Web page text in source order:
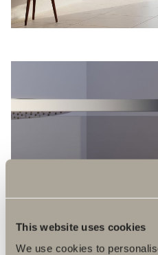
This website uses cookies
We use cookies to